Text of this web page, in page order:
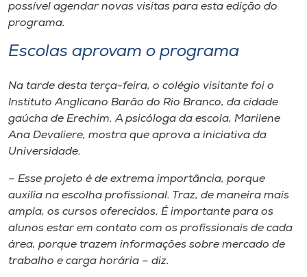
possível agendar novas visitas para esta edição do
programa.
Escolas aprovam o programa
Na tarde desta terça-feira, o colégio visitante foi o
Instituto Anglicano Barão do Rio Branco, da cidade
gaúcha de Erechim. A psicóloga da escola, Marilene
Ana Devaliere, mostra que aprova a iniciativa da
Universidade.
– Esse projeto é de extrema importância, porque
auxilia na escolha profissional. Traz, de maneira mais
ampla, os cursos oferecidos. É importante para os
alunos estar em contato com os profissionais de cada
área, porque trazem informações sobre mercado de
trabalho e carga horária – diz.